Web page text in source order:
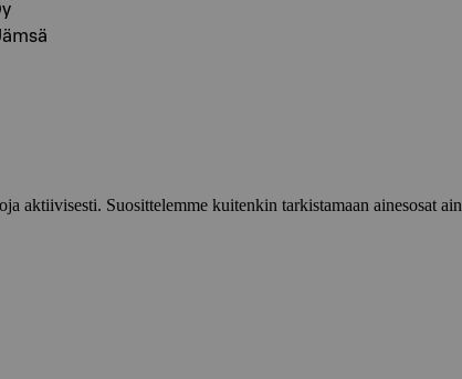
aktiivisesti. Suosittelemme kuitenkin tarkistamaan ainesosat